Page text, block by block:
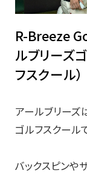
R-Breeze
ルブリーズ
フスクール）
アールブリー
ゴルフスクール
バックスピンや